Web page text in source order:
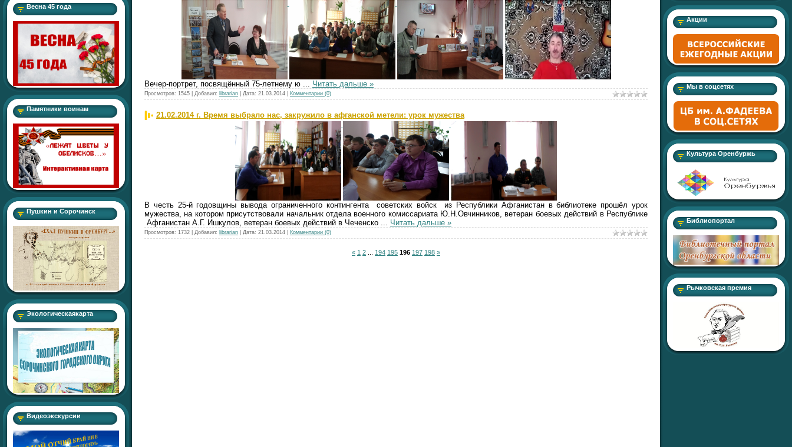
Весна 45 года
Памятники воинам
Пушкин и Сорочинск
Экологическаякарта
Видеоэкскурсии
Вечер-портрет, посвящённый 75-летнему ю Читать дальше »
Просмотров: 1545 Добавил: librarian Дата: 21.03.2014 Комментарии (0)
21.02.2014 г. Время выбрало нас, закружило в афганской метели: урок мужества
В честь 25-й годовщины вывода ограниченного контингента советских войск из Республики Афганистан в библиотеке прошёл урок
мужества, на котором присутствовали начальник отдела военного комиссариата Ю.Н.Овчинников, ветеран боевых действий в Республике
Афганистан А.Г. Ишкулов, ветеран боевых действий в Чеченско
Читать дальше »
Просмотров: 1732 Добавил: librarian Дата: 21.03.2014 Комментарии (0)
« 1 2 194 195 196 197 198 »
Акции
Мы в соцсетях
Культура Оренбуржь
Библиопортал
Рычковская премия